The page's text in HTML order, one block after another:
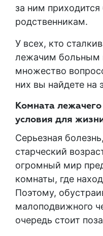
за ним приходится
родственникам.
У всех, кто
лежачим больным
множество
них вы найдете на
Комната
условия для
Серьезная
старческий
огромный мир
комнаты, где
Поэтому,
малоподвижного
очередь стоит